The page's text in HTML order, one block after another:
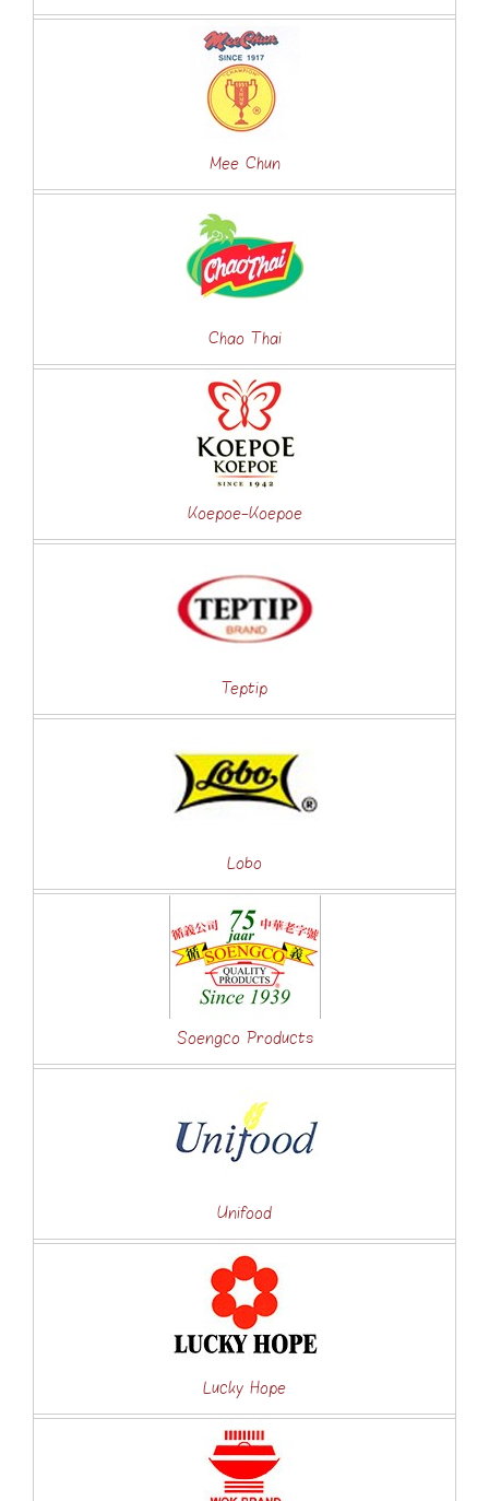
Mee Chun
Chao Thai
Koepoe-Koepoe
Teptip
Lobo
Soengco Products
Unifood
Lucky Hope